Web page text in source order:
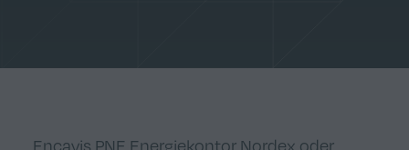
Encavis PNE Energiekontor Nordex oder